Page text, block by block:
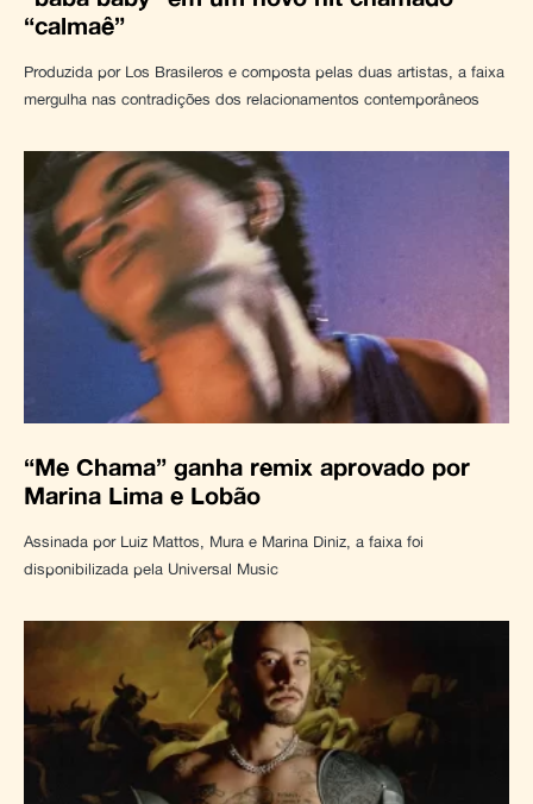
“calmaê”
Produzida por Los Brasileros e composta pelas duas artistas, a faixa
mergulha nas contradições dos relacionamentos contemporâneos
“Me Chama” ganha remix aprovado por
Marina Lima e Lobão
Assinada por Luiz Mattos, Mura e Marina Diniz, a faixa foi
disponibilizada pela Universal Music